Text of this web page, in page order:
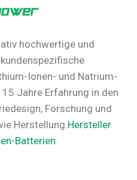
hochwertige und
Ionen- und Natrium-
15 Jahre Erfahrung in den
Forschung und
Herstellung.Hersteller
Batterien